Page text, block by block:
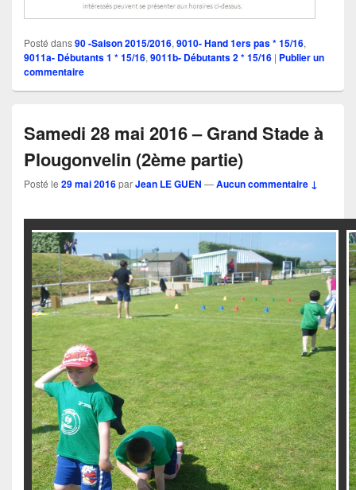
Posté dans90 -Saison 2015/2016, 9010- Hand 1ers pas * 15/16,
9011a- Débutants 1 * 15/16, 9011b- Débutants 2 * 15/16 | Publier un
commentaire
Samedi 28 mai 2016 – Grand Stade à
Plougonvelin (2ème partie)
Posté le 29 mai 2016parJean LE GUEN —Aucun commentaire ↓